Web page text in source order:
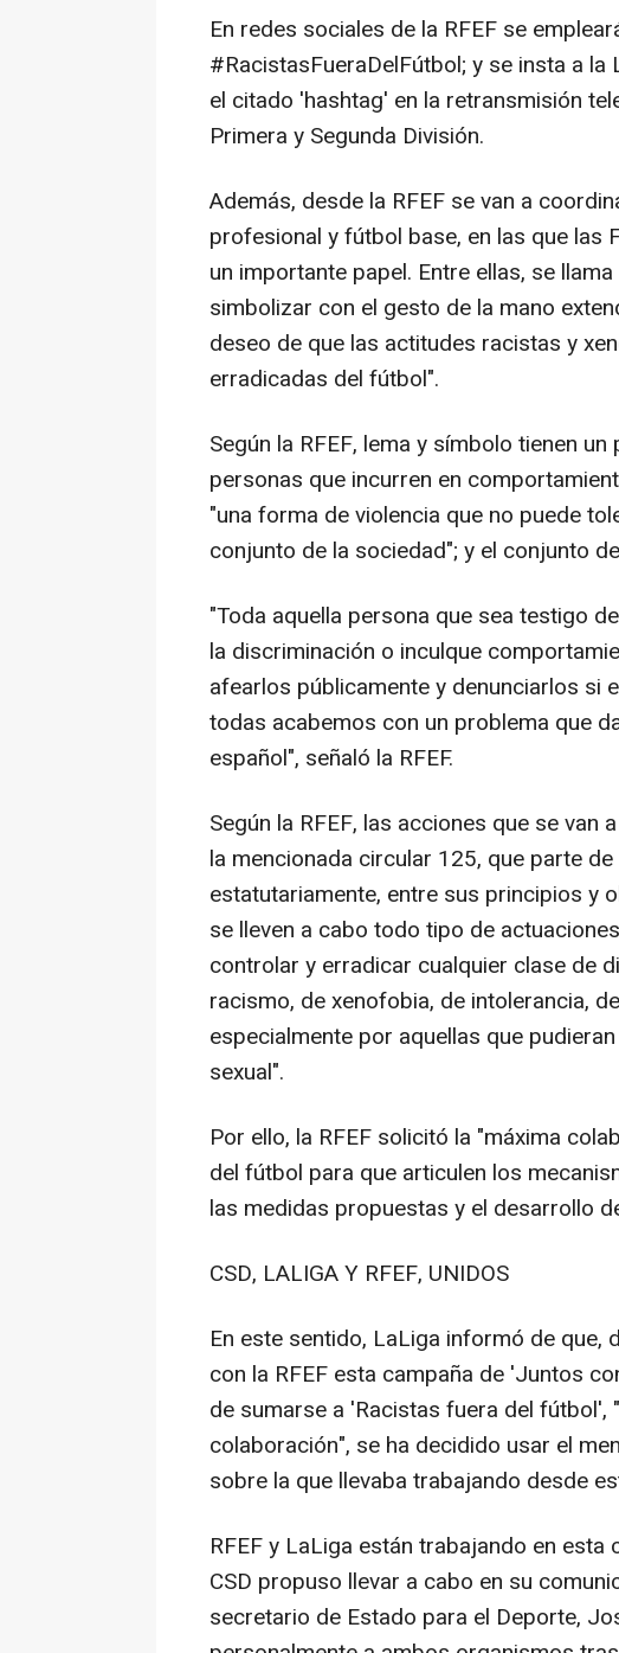
En redes sociales de la RFEF se
#RacistasFueraDelFútbol; y se insta a
el citado 'hashtag' en la retransmisión
Primera y Segunda División.
Además, desde la RFEF se van a
profesional y fútbol base, en las que las
un importante papel. Entre ellas, se
simbolizar con el gesto de la mano
deseo de que las actitudes racistas y
erradicadas del fútbol".
Según la RFEF, lema y símbolo tienen
personas que incurren en
"una forma de violencia que no puede
conjunto de la sociedad"; y el conjunto
"Toda aquella persona que sea testigo
la discriminación o inculque
afearlos públicamente y denunciarlos si
todas acabemos con un problema que
español", señaló la RFEF.
Según la RFEF, las acciones que se van
la mencionada circular 125, que parte de
estatutariamente, entre sus principios y
se lleven a cabo todo tipo de
controlar y erradicar cualquier clase de
racismo, de xenofobia, de intolerancia,
especialmente por aquellas que
sexual".
Por ello, la RFEF solicitó la "máxima
del fútbol para que articulen los
las medidas propuestas y el desarrollo
CSD, LALIGA Y RFEF, UNIDOS
En este sentido, LaLiga informó de que,
con la RFEF esta campaña de 'Juntos
de sumarse a 'Racistas fuera del fútbol',
colaboración", se ha decidido usar el
sobre la que llevaba trabajando desde
RFEF y LaLiga están trabajando en
CSD propuso llevar a cabo en su
secretario de Estado para el Deporte,